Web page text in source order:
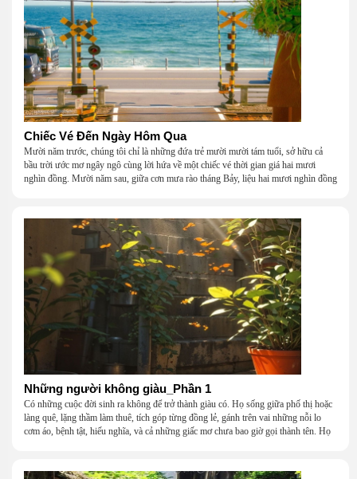
Chiếc Vé Đến Ngày Hôm Qua
Mười năm trước, chúng tôi chỉ là những đứa trẻ mười mười tám tuổi, sở hữu cả
bầu trời ước mơ ngây ngô cùng lời hứa về một chiếc vé thời gian giá hai mươi
nghìn đồng. Mười năm sau, giữa cơn mưa rào tháng Bảy, liệu hai mươi nghìn đồng
Những người không giàu_Phần 1
Có những cuộc đời sinh ra không để trở thành giàu có. Họ sống giữa phố thị hoặc
làng quê, lặng thầm làm thuê, tích góp từng đồng lẻ, gánh trên vai những nỗi lo
cơm áo, bệnh tật, hiếu nghĩa, và cả những giấc mơ chưa bao giờ gọi thành tên. Họ
một mái nhà bằng lòng thương, bằng sự nhẫn nại và một niềm tin cũ kỹ rằng: dẫu